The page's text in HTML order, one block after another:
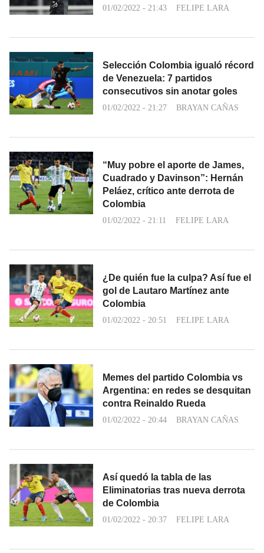
01/02/2022 - 21:43 FELIPE LARA
Selección Colombia igualó récord
de Venezuela: 7 partidos
consecutivos sin anotar goles
01/02/2022 - 21:27 BRAYAN CAÑAS
“Muy pobre el aporte de James,
Cuadrado y Davinson”: Hernán
Peláez, crítico ante derrota de
Colombia
01/02/2022 - 21:11 FELIPE LARA
¿De quién fue la culpa? Así fue el
gol de Lautaro Martínez ante
Colombia
01/02/2022 - 20:51 FELIPE LARA
Memes del partido Colombia vs
Argentina: en redes se desquitan
contra Reinaldo Rueda
01/02/2022 - 20:44 BRAYAN CAÑAS
Así quedó la tabla de las
Eliminatorias tras nueva derrota
de Colombia
01/02/2022 - 20:37 FELIPE LARA